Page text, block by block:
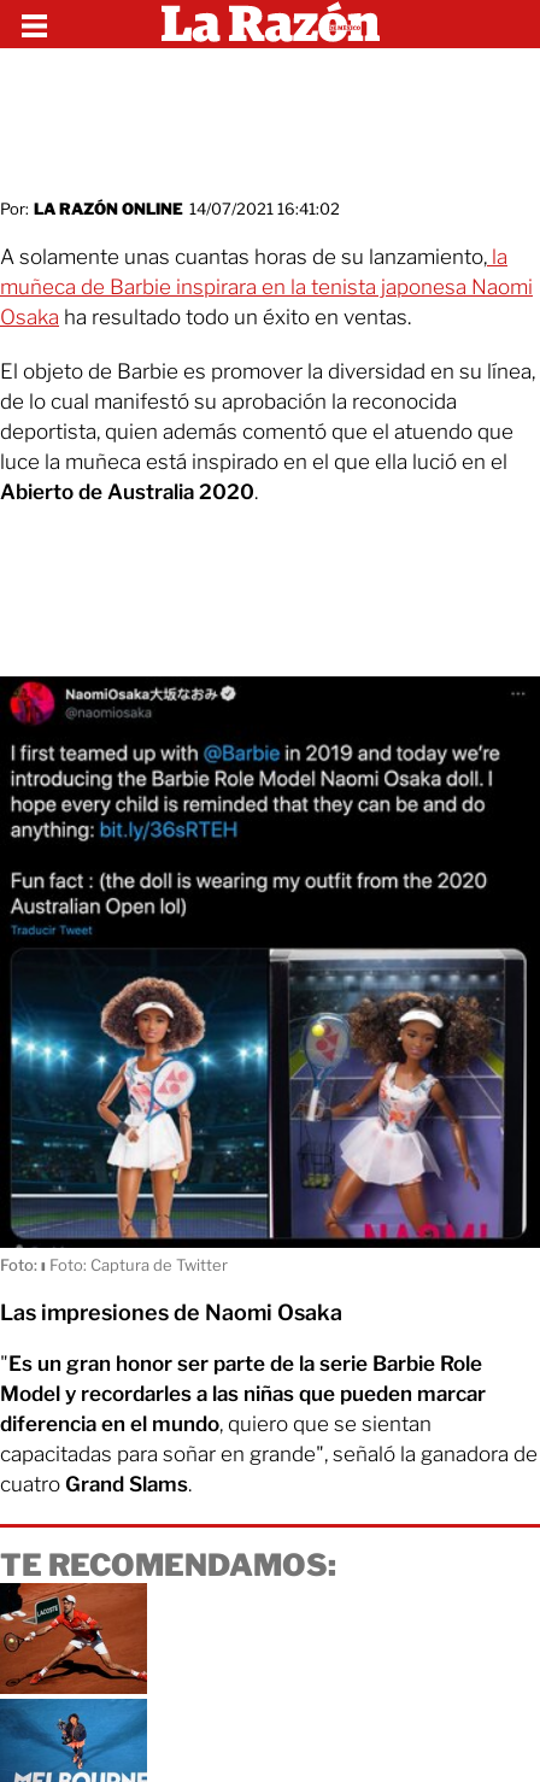
Por: LA RAZÓN ONLINE 14/07/2021 16:41:02
A solamente unas cuantas horas de su lanzamiento, la
muñeca de Barbie inspirara en la tenista japonesa Naomi
Osaka ha resultado todo un éxito en ventas.
El objeto de Barbie es promover la diversidad en su línea,
de lo cual manifestó su aprobación la reconocida
deportista, quien además comentó que el atuendo que
luce la muñeca está inspirado en el que ella lució en el
Abierto de Australia 2020.
Foto:ı Foto: Captura de Twitter
Las impresiones de Naomi Osaka
"Es un gran honor ser parte de la serie Barbie Role
Model y recordarles a las niñas que pueden marcar
diferencia en el mundo, quiero que se sientan
capacitadas para soñar en grande", señaló la ganadora de
cuatro Grand Slams.
TE RECOMENDAMOS: